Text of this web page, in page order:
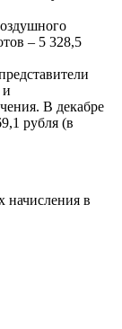
– 5 328,5
и
В декабре
рубля (в
начисления в